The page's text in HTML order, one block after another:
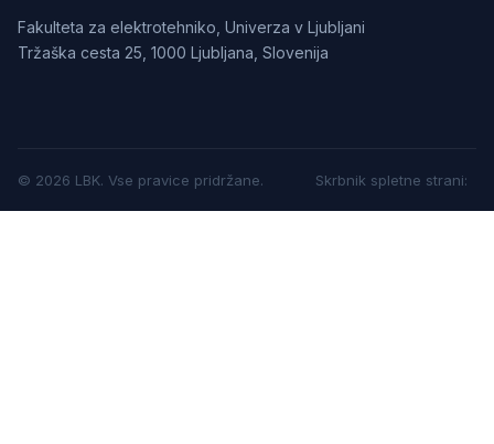
Fakulteta za elektrotehniko, Univerza v Ljubljani
Tržaška cesta 25, 1000 Ljubljana, Slovenija
© 2026 LBK. Vse pravice pridržane. Skrbnik spletne strani: